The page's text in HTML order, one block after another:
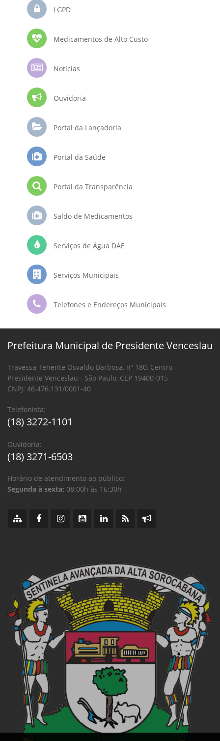
LGPD
Medicamentos de Alto Custo
Notícias
Ouvidoria
Portal da Lançadoria
Portal da Saúde
Portal da Transparência
Saldo de Medicamentos
Serviços de Água DAE
Serviços Municipais
Telefones e Endereços Municipais
Prefeitura Municipal de Presidente Venceslau
Travessa Tenente Osvaldo Barbosa, nº 180, Centro
Presidente Venceslau - São Paulo, CEP 19400-015
CNPJ: 46.476.131/0001-40
Telefonista:
(18) 3272-1101
Ouvidoria:
(18) 3271-6503
Horário de atendimento ao público:
Segunda à sexta: 08:00h às 16:30h